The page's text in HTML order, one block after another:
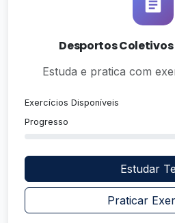
Desportos
Estuda e pratica com
Exercícios Disponíveis
Progresso
Estudar
Praticar